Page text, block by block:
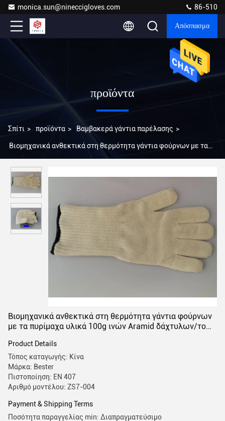
monica.sun@nineccigloves.com 86-510
Απόσπασμα
προϊόντα
Σπίτι > προϊόντα > Βαμβακερά γάντια παρέλασης >
Βιομηχανικά ανθεκτικά στη θερμότητα γάντια φούρνων με τα
κομματιού
Βιομηχανικά ανθεκτικά στη θερμότητα γάντια φούρνων
με τα πυρίμαχα υλικά 100g ινών Aramid δάχτυλων/το
Product Details
Τόπος καταγωγής: Κίνα
Μάρκα: Bester
Πιστοποίηση: EN 407
Αριθμό μοντέλου: ZS7-004
Payment & Shipping Terms
Ποσότητα παραγγελίας min: Διαπραγματεύσιμο